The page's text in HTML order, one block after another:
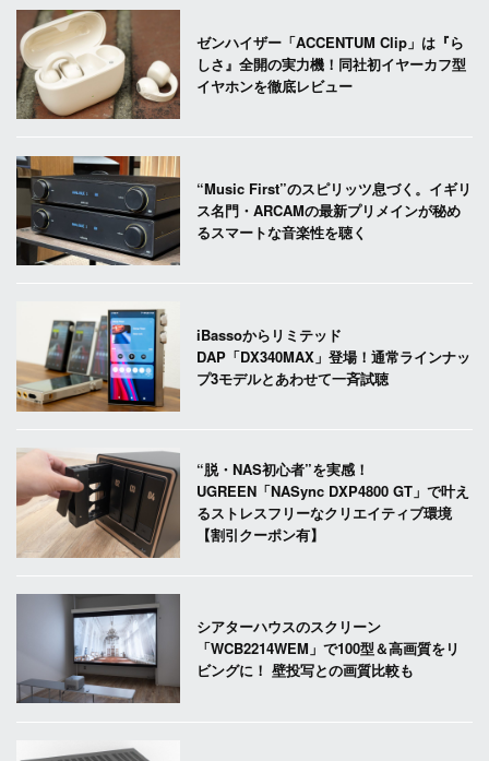
ゼンハイザー「ACCENTUM Clip」は『ら
しさ』全開の実力機！同社初イヤーカフ型
イヤホンを徹底レビュー
“Music First”のスピリッツ息づく。イギリ
ス名門・ARCAMの最新プリメインが秘め
るスマートな音楽性を聴く
iBassoからリミテッド
DAP「DX340MAX」登場！通常ラインナッ
プ3モデルとあわせて一斉試聴
“脱・NAS初心者”を実感！
UGREEN「NASync DXP4800 GT」で叶え
るストレスフリーなクリエイティブ環境
【割引クーポン有】
シアターハウスのスクリーン
「WCB2214WEM」で100型＆高画質をリ
ビングに！ 壁投写との画質比較も